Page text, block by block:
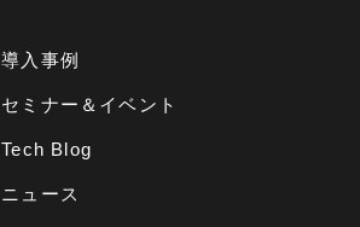
導入事例
セミナー＆イベント
Tech Blog
ニュース